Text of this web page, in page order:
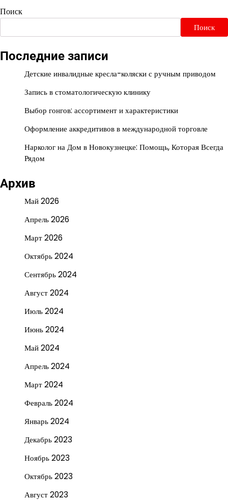
Поиск
Поиск
Последние записи
Детские инвалидные кресла-коляски с ручным приводом
Запись в стоматологическую клинику
Выбор гонгов: ассортимент и характеристики
Оформление аккредитивов в международной торговле
Нарколог на Дом в Новокузнецке: Помощь, Которая Всегда
Рядом
Архив
Май 2026
Апрель 2026
Март 2026
Октябрь 2024
Сентябрь 2024
Август 2024
Июль 2024
Июнь 2024
Май 2024
Апрель 2024
Март 2024
Февраль 2024
Январь 2024
Декабрь 2023
Ноябрь 2023
Октябрь 2023
Август 2023